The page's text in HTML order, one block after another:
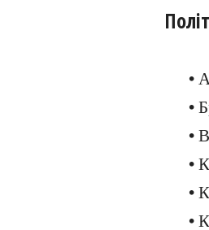
•
•
•
•
•
•